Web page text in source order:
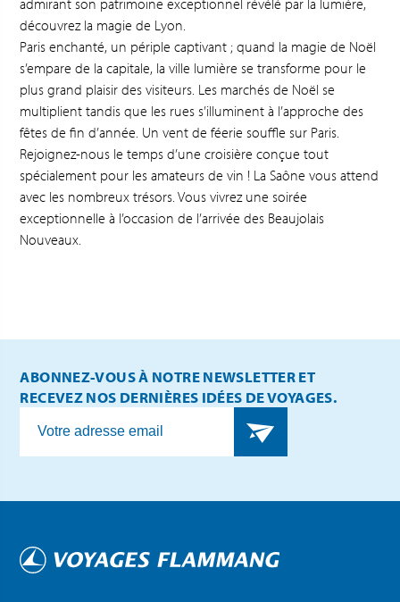
admirant son patrimoine exceptionnel révélé par la lumière,
découvrez la magie de Lyon.
Paris enchanté, un périple captivant ; quand la magie de Noël
s’empare de la capitale, la ville lumière se transforme pour le
plus grand plaisir des visiteurs. Les marchés de Noël se
multiplient tandis que les rues s’illuminent à l’approche des
fêtes de fin d’année. Un vent de féerie souffle sur Paris.
Rejoignez-nous le temps d’une croisière conçue tout
spécialement pour les amateurs de vin ! La Saône vous attend
avec les nombreux trésors. Vous vivrez une soirée
exceptionnelle à l’occasion de l’arrivée des Beaujolais
Nouveaux.
ABONNEZ-VOUS À NOTRE NEWSLETTER ET
RECEVEZ NOS DERNIÈRES IDÉES DE VOYAGES.